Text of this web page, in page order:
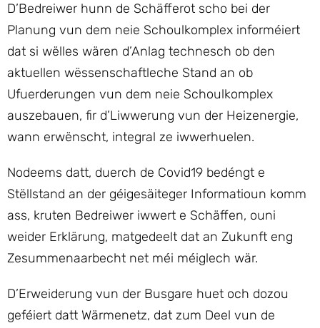
D’Bedreiwer hunn de Schäfferot scho bei der
Planung vun dem neie Schoulkomplex informéiert
dat si wëlles wären d’Anlag technesch ob den
aktuellen wëssenschaftleche Stand an ob
Ufuerderungen vun dem neie Schoulkomplex
auszebauen, fir d’Liwwerung vun der Heizenergie,
wann erwënscht, integral ze iwwerhuelen.
Nodeems datt, duerch de Covid19 bedéngt e
Stëllstand an der géigesäiteger Informatioun komm
ass, kruten Bedreiwer iwwert e Schäffen, ouni
weider Erklärung, matgedeelt dat an Zukunft eng
Zesummenaarbecht net méi méiglech wär.
D’Erweiderung vun der Busgare huet och dozou
geféiert datt Wärmenetz, dat zum Deel vun de